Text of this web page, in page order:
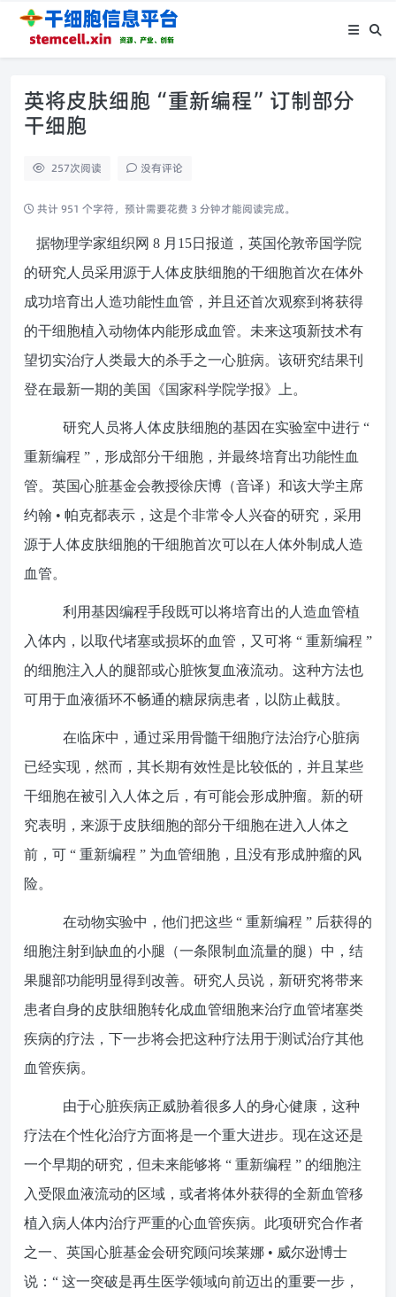
英将皮肤细胞“重新编程”订制部分
干细胞
257次阅读 没有评论
共计 951 个字符，预计需要花费 3 分钟才能阅读完成。
据物理学家组织网 8 月 15日报道，英国伦敦帝国学院
的研究人员采用源于人体皮肤细胞的干细胞首次在体外
成功培育出人造功能性血管，并且还首次观察到将获得
的干细胞植入动物体内能形成血管。未来这项新技术有
望切实治疗人类最大的杀手之一心脏病。该研究结果刊
登在最新一期的美国《国家科学院学报》上。
研究人员将人体皮肤细胞的基因在实验室中进行 “
重新编程 ”，形成部分干细胞，并最终培育出功能性血
管。英国心脏基金会教授徐庆博（音译）和该大学主席
约翰 • 帕克都表示，这是个非常令人兴奋的研究，采用
源于人体皮肤细胞的干细胞首次可以在人体外制成人造
血管。
利用基因编程手段既可以将培育出的人造血管植
入体内，以取代堵塞或损坏的血管，又可将 “ 重新编程 ”
的细胞注入人的腿部或心脏恢复血液流动。这种方法也
可用于血液循环不畅通的糖尿病患者，以防止截肢。
在临床中，通过采用骨髓干细胞疗法治疗心脏病
已经实现，然而，其长期有效性是比较低的，并且某些
干细胞在被引入人体之后，有可能会形成肿瘤。新的研
究表明，来源于皮肤细胞的部分干细胞在进入人体之
前，可 “ 重新编程 ” 为血管细胞，且没有形成肿瘤的风
险。
在动物实验中，他们把这些 “ 重新编程 ” 后获得的
细胞注射到缺血的小腿（一条限制血流量的腿）中，结
果腿部功能明显得到改善。研究人员说，新研究将带来
患者自身的皮肤细胞转化成血管细胞来治疗血管堵塞类
疾病的疗法，下一步将会把这种疗法用于测试治疗其他
血管疾病。
由于心脏疾病正威胁着很多人的身心健康，这种
疗法在个性化治疗方面将是一个重大进步。现在这还是
一个早期的研究，但未来能够将 “ 重新编程 ” 的细胞注
入受限血液流动的区域，或者将体外获得的全新血管移
植入病人体内治疗严重的心血管疾病。此项研究合作者
之一、英国心脏基金会研究顾问埃莱娜 • 威尔逊博士
说：“ 这一突破是再生医学领域向前迈出的重要一步，